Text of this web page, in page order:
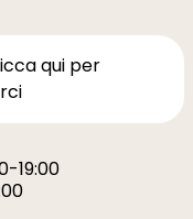
qui per
19:00